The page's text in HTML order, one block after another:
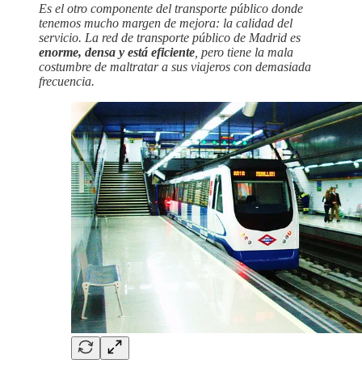
Es el otro componente del transporte público donde
tenemos mucho margen de mejora: la calidad del
servicio. La red de transporte público de Madrid es
enorme, densa y está eficiente , pero tiene la mala
costumbre de maltratar a sus viajeros con demasiada
frecuencia.